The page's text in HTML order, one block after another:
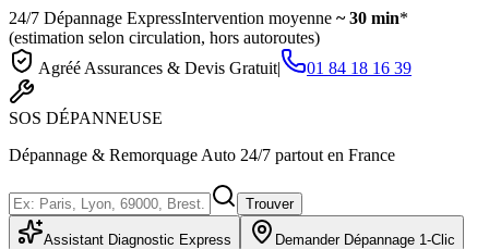
24/7 Dépannage ExpressIntervention moyenne ~ 30 min*
(estimation selon circulation, hors autoroutes)
Agréé Assurances & Devis Gratuit| 01 84 18 16 39
SOS DÉPANNEUSE
Dépannage & Remorquage Auto 24/7 partout en France
Trouver
Assistant Diagnostic Express Demander Dépannage 1-Clic